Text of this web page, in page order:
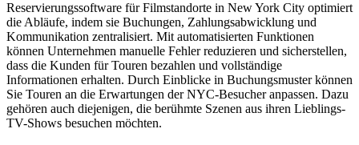
Reservierungssoftware für Filmstandorte in New York City optimiert
die Abläufe, indem sie Buchungen, Zahlungsabwicklung und
Kommunikation zentralisiert. Mit automatisierten Funktionen
können Unternehmen manuelle Fehler reduzieren und sicherstellen,
dass die Kunden für Touren bezahlen und vollständige
Informationen erhalten. Durch Einblicke in Buchungsmuster können
Sie Touren an die Erwartungen der NYC-Besucher anpassen. Dazu
gehören auch diejenigen, die berühmte Szenen aus ihren Lieblings-
TV-Shows besuchen möchten.